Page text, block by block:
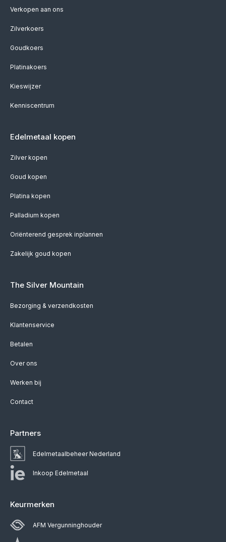
Verkopen aan ons
Zilverkoers
Goudkoers
Platinakoers
Kieswijzer
Kenniscentrum
Edelmetaal kopen
Zilver kopen
Goud kopen
Platina kopen
Palladium kopen
Oriënterend gesprek inplannen
Zakelijk goud kopen
The Silver Mountain
Bezorging & verzendkosten
Klantenservice
Betalen
Over ons
Werken bij
Contact
Partners
Edelmetaalbeheer Nederland
Inkoop Edelmetaal
Keurmerken
AFM Vergunninghouder